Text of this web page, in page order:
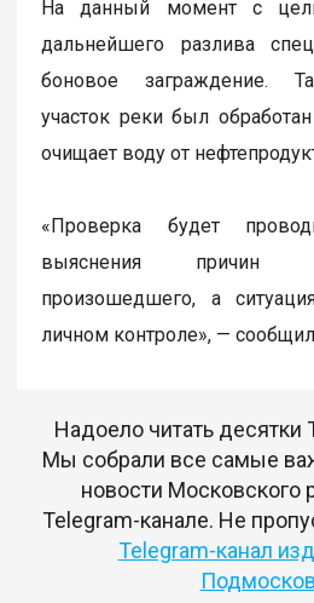
На данный момент с
дальнейшего разлива
боновое заграждение.
участок реки был
очищает воду от
«Проверка будет
выяснения причин и
произошедшего, а
личном контроле», —
Надоело читать десятки
Мы собрали все самые
новости Московского
Telegram-канале. Не
Telegram-канал